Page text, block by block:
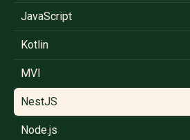
JavaScript
Kotlin
MVI
NestJS
Node.js